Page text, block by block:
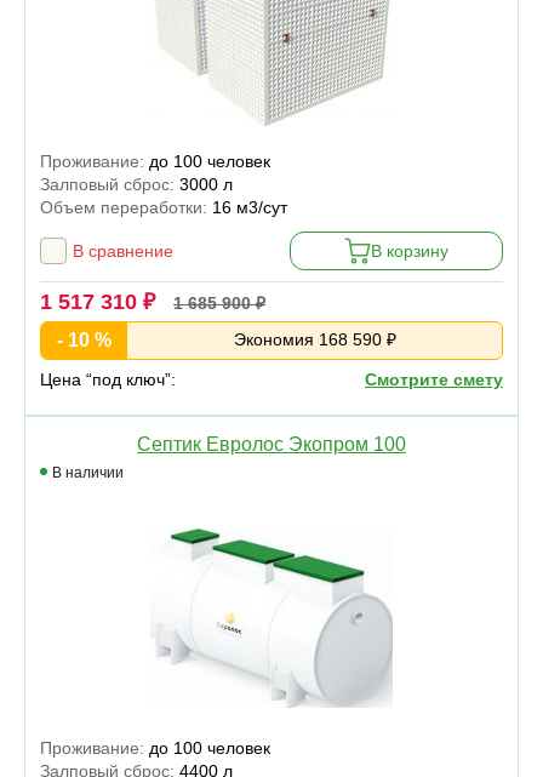
Проживание: до 100 человек
Залповый сброс: 3000 л
Объем переработки: 16 м3/сут
В сравнение В корзину
1 517 310 ₽ 1 685 900 ₽
- 10 % Экономия 168 590 ₽
Цена “под ключ”: Смотрите смету
Септик Евролос Экопром 100
В наличии
Проживание: до 100 человек
Залповый сброс: 4400 л